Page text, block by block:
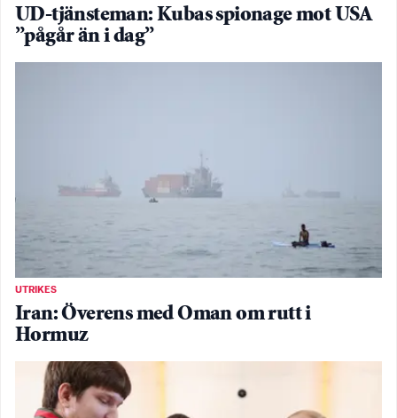
UD-tjänsteman: Kubas spionage mot USA
”pågår än i dag”
UTRIKES
Iran: Överens med Oman om rutt i
Hormuz